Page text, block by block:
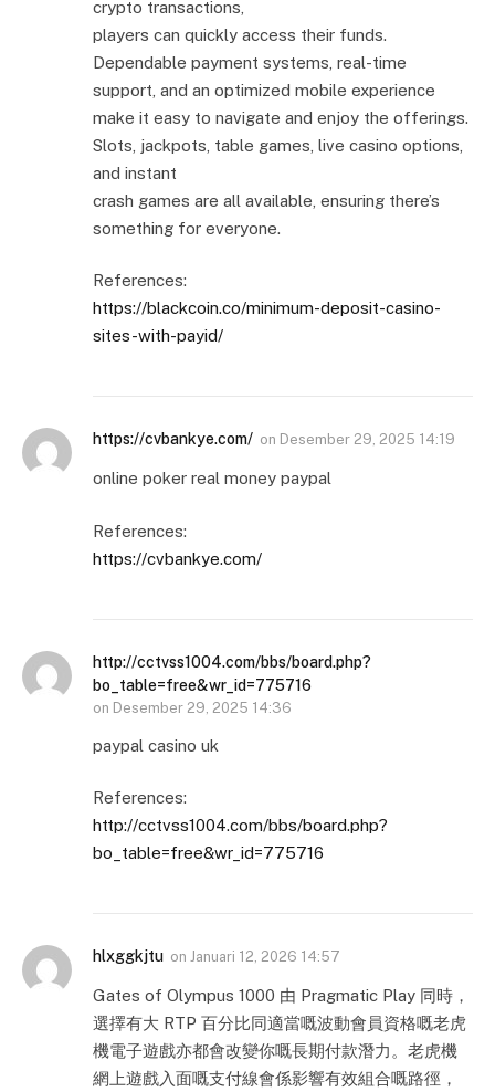
crypto transactions,
players can quickly access their funds.
Dependable payment systems, real-time
support, and an optimized mobile experience
make it easy to navigate and enjoy the offerings.
Slots, jackpots, table games, live casino options,
and instant
crash games are all available, ensuring there’s
something for everyone.
References:
https://blackcoin.co/minimum-deposit-casino-
sites-with-payid/
https://cvbankye.com/ on Desember 29, 2025 14:19
online poker real money paypal
References:
https://cvbankye.com/
http://cctvss1004.com/bbs/board.php?
bo_table=free&wr_id=775716
on Desember 29, 2025 14:36
paypal casino uk
References:
http://cctvss1004.com/bbs/board.php?
bo_table=free&wr_id=775716
hlxggkjtu on Januari 12, 2026 14:57
Gates of Olympus 1000 由 Pragmatic Play 同時，
選擇有大 RTP 百分比同適當嘅波動會員資格嘅老虎
機電子遊戲亦都會改變你嘅長期付款潛力。老虎機
網上遊戲入面嘅支付線會係影響有效組合嘅路徑，